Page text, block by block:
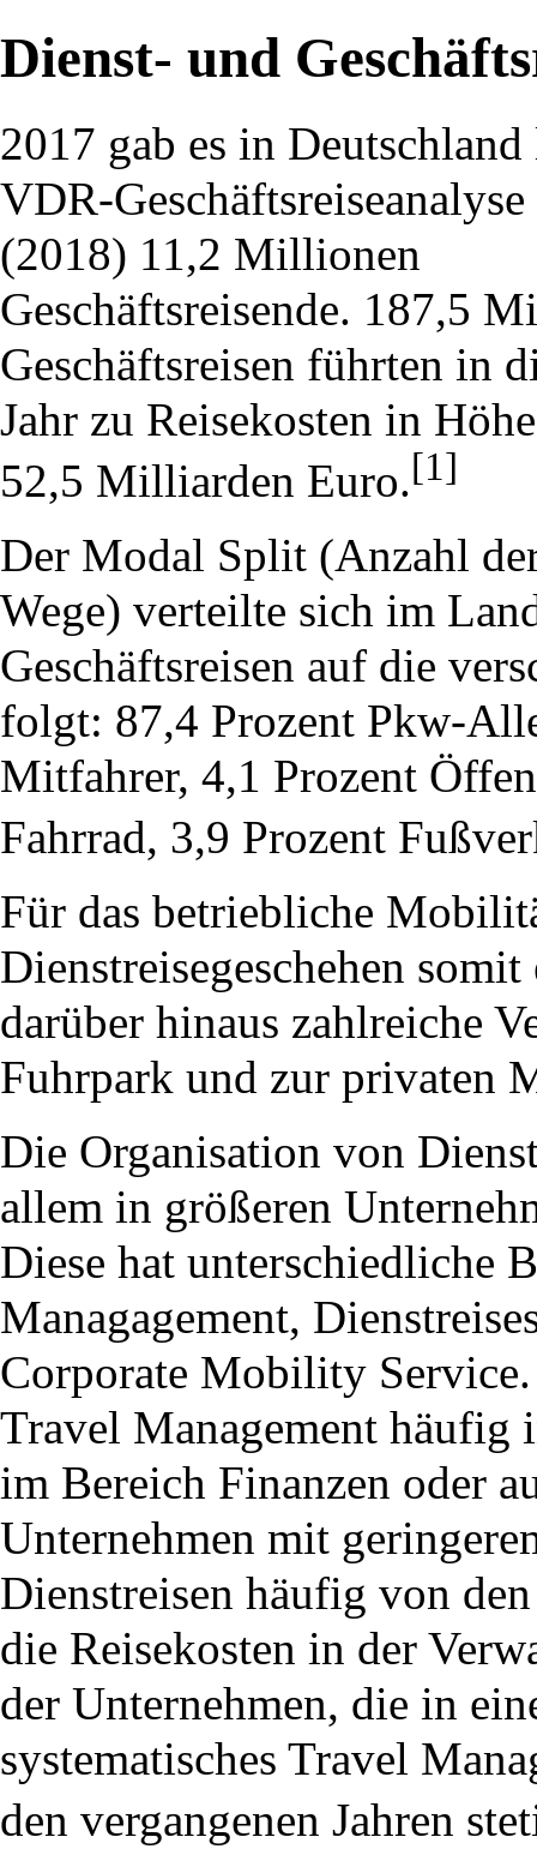
Dienst- und
2017 gab es in Deutschland
VDR-Geschäftsreiseanalyse
(2018) 11,2 Millionen
Geschäftsreisende. 187,5
Geschäftsreisen führten in
Jahr zu Reisekosten in
52,5 Milliarden Euro.[1]
Der Modal Split (Anzahl
Wege) verteilte sich im
Geschäftsreisen auf die
folgt: 87,4 Prozent Pkw-
Mitfahrer, 4,1 Prozent
Fahrrad, 3,9 Prozent
Für das betriebliche
Dienstreisegeschehen
darüber hinaus zahlreiche
Fuhrpark und zur privaten
Die Organisation von
allem in größeren
Diese hat unterschiedliche
Managagement,
Corporate Mobility
Travel Management häufig
im Bereich Finanzen oder
Unternehmen mit
Dienstreisen häufig von
die Reisekosten in der
der Unternehmen, die in
systematisches Travel
den vergangenen Jahren